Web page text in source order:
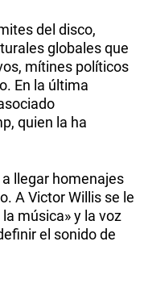
del disco,
globales que
mítines políticos
En la última
quien la ha
llegar homenajes
A Victor Willis se le
música» y la voz
el sonido de